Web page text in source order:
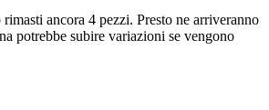
ancora 4 pezzi. Presto ne arriveranno
potrebbe subire variazioni se vengono